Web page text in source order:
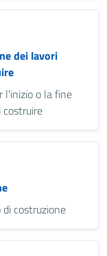
dei lavori
l'inizio o la fine
costruire
costruzione